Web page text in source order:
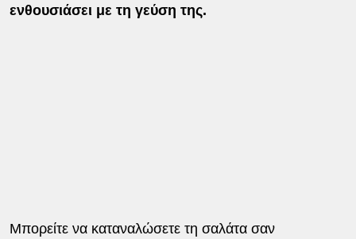
ενθουσιάσει με τη γεύση της.
Μπορείτε να καταναλώσετε τη σαλάτα σαν